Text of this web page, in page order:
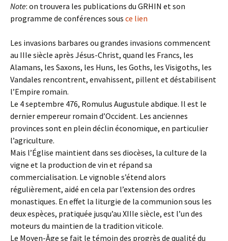
Note: on trouvera les publications du GRHIN et son
programme de conférences sous ce lien
Les invasions barbares ou grandes invasions commencent
au IIIe siècle après Jésus-Christ, quand les Francs, les
Alamans, les Saxons, les Huns, les Goths, les Visigoths, les
Vandales rencontrent, envahissent, pillent et déstabilisent
l’Empire romain.
Le 4 septembre 476, Romulus Augustule abdique. Il est le
dernier empereur romain d’Occident. Les anciennes
provinces sont en plein déclin économique, en particulier
l’agriculture.
Mais l’Église maintient dans ses diocèses, la culture de la
vigne et la production de vin et répand sa
commercialisation. Le vignoble s’étend alors
régulièrement, aidé en cela par l’extension des ordres
monastiques. En effet la liturgie de la communion sous les
deux espèces, pratiquée jusqu’au XIIIe siècle, est l’un des
moteurs du maintien de la tradition viticole.
Le Moyen-Âge se fait le témoin des progrès de qualité du